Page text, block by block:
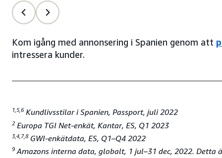
Kom igång med annonsering i Spanien genom att
intressera kunder.
1,5,6 Kundlivsstilar i Spanien, Passport, juli 2022
2 Europa TGI Net-enkät, Kantar, ES, Q1 2023
3,4,7,8GWI-enkätdata, ES, Q1–Q4 2022
9 Amazons interna data, globalt, 1 jul–31 dec, 2022.